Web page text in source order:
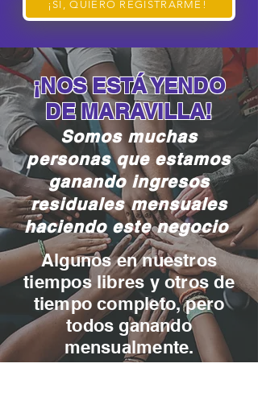
¡SÍ, QUIERO REGISTRARME!
¡NOS ESTÁ YENDO
DE MARAVILLA!
Somos muchas
personas que estamos
ganando ingresos
residuales mensuales
haciendo este negocio
Algunos en nuestros
tiempos libres y otros de
tiempo completo, pero
todos ganando
mensualmente.